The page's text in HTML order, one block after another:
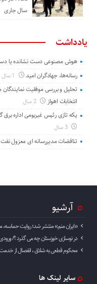
سال جاری
یادداشت
هوش مصنوعی دست نشانده یا
رسانه‌ها، جهادگران امید
تحلیل و بررسی موفقیت
انتخابات اهواز
2 سال
یکه تازی رئیس غیربومی اداره برق
3 سال
تناقضات مدیررسانه ای معزول
آرشیو
«ایران منم» منتشر شد؛ روایت
در نوسازی خوزستان چه می گذرد ؟/
محکوم قطعی به شلاق ، انفصال از خدمت
سایر لینک ها